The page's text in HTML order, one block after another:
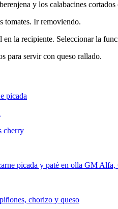
y los calabacines
tomates. Ir removiendo.
la recipiente. Seleccionar la
para servir con queso rallado.